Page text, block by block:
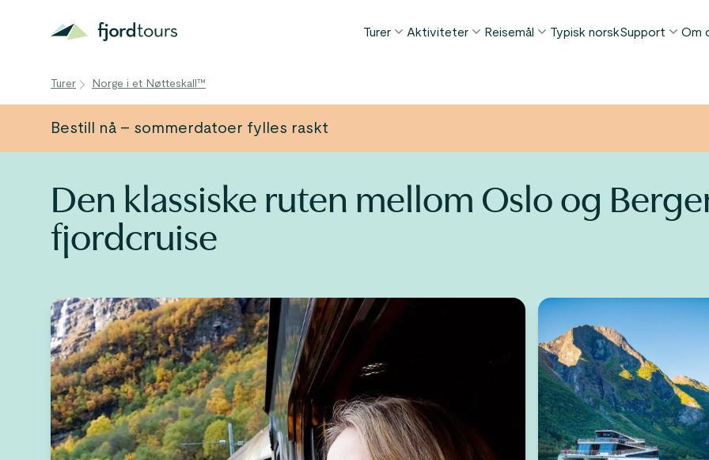
Turer
Norge i et Nøtteskall™
Vinterturer
Aktiviteter
Borgund stavkirke tur
ETTER AKTIVITET
Fjordcruise
Bilferger
Reisemål
Bergen
Ålesund
Typisk norskSupport Om
Turer Norge i et Nøtteskall™
Bestill nå – sommerdatoer fylles raskt
Den klassiske ruten mellom Oslo og
fjordcruise